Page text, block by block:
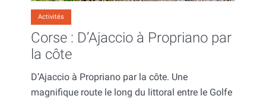
Activités
Corse : D’Ajaccio à Propriano par
la côte
D’Ajaccio à Propriano par la côte. Une
magnifique route le long du littoral entre le Golfe